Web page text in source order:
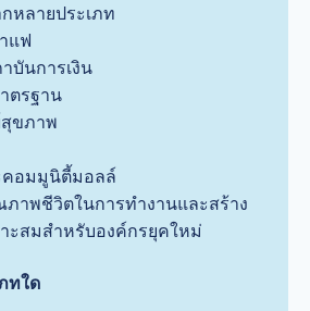
หลายประเภท
แฟ
บันการเงิน
ตรฐาน
ขภาพ
คอมมูนิตี้มอลล์
ภาพชีวิตในการทำงานและสร้าง
ะสมสำหรับองค์กรยุคใหม่
ทใด